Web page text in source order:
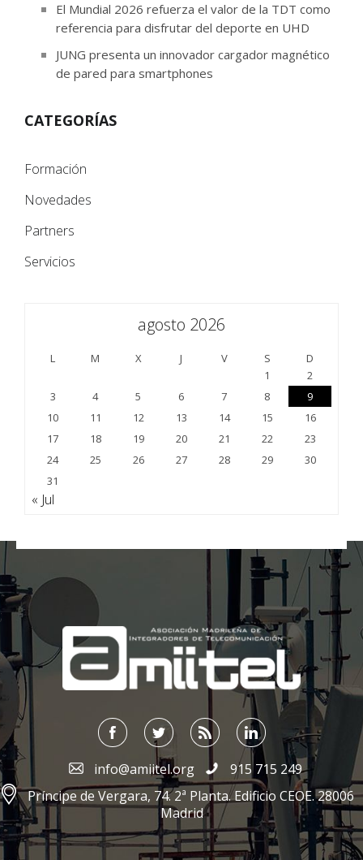
El Mundial 2026 refuerza el valor de la TDT como
referencia para disfrutar del deporte en UHD
JUNG presenta un innovador cargador magnético
de pared para smartphones
CATEGORÍAS
Formación
Novedades
Partners
Servicios
agosto 2026
L M X J V S
D
1
2
3
4 5 6 7 8
9
10
11 12 13 14 15
16
17
18 19 20 21 22
23
24
25 26 27 28 29
30
31
« Jul
;
info@amiitel.org
915 715 249
Príncipe de Vergara, 74. 2ª Planta. Edificio CEOE. 28006
Madrid